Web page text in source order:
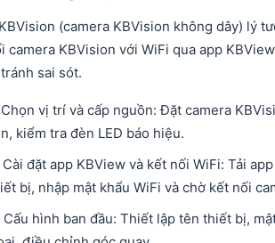
(camera KBVision không dây) lý
camera KBVision với WiFi qua app
sai sót.​​
Chọn vị trí và cấp nguồn: Đặt camera
kiểm tra đèn LED báo hiệu.​
Cài đặt app KBView và kết nối WiFi: Tải
bị, nhập mật khẩu WiFi và chờ kết nối
Cấu hình ban đầu: Thiết lập tên thiết bị,